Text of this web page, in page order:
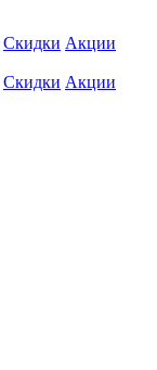
Скидки Акции
Скидки Акции